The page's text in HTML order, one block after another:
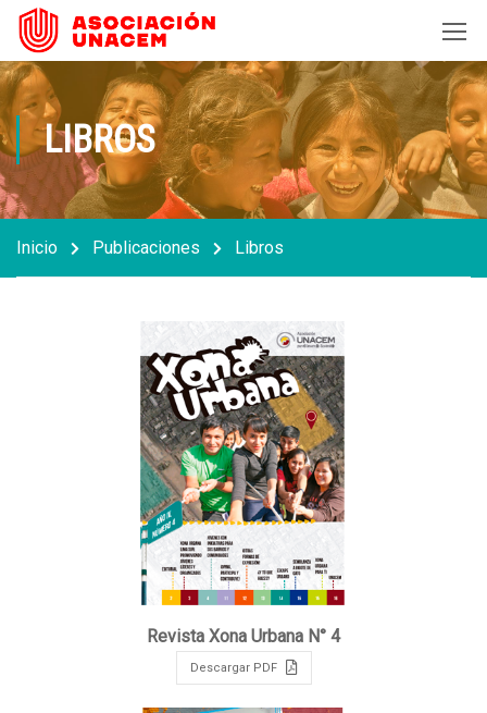
LIBROS
Inicio Publicaciones Libros
Revista Xona Urbana N° 4
Descargar PDF